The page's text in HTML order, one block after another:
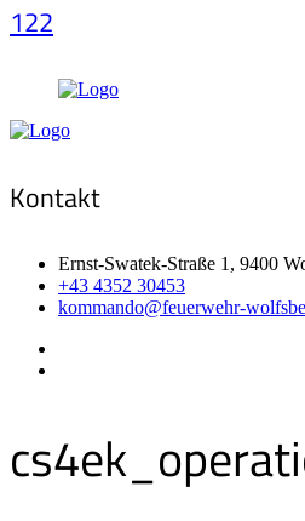
122
Kontakt
Ernst-Swatek-Straße 1, 9400
+43 4352 30453
kommando@feuerwehr-